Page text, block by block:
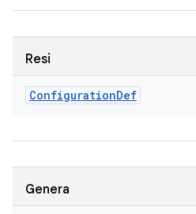
Resi
ConfigurationDef
Genera